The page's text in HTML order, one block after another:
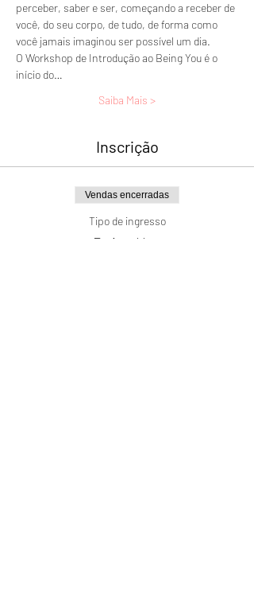
perceber, saber e ser, começando a receber de
você, do seu corpo, de tudo, de forma como
você jamais imaginou ser possível um dia.
O Workshop de Introdução ao Being You é o
início do…
Saiba Mais >
Inscrição
Vendas encerradas
Tipo de ingresso
Being You